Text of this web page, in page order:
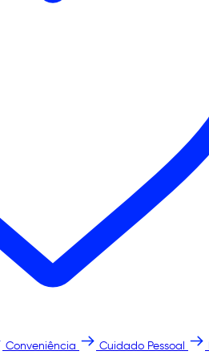
Conveniência Cuidado Pessoal